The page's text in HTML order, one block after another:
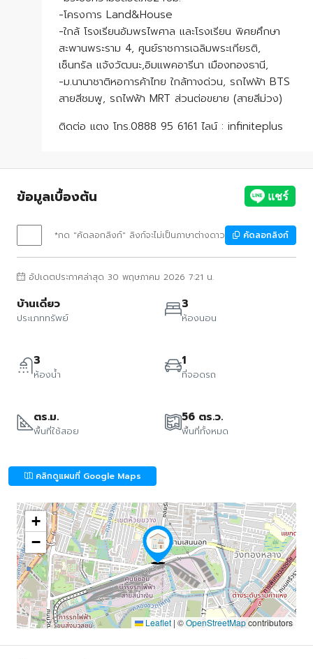
-โครงการ Land&House
-ใกล้ โรงเรียนอัมพรไพศาล และโรงเรียน พิศยศึกษา
สะพานพระราม 4, ศูนย์ราชการเฉลิมพระเกียรติ,
เซ็นทรัล แจ้งวัฒนะ,อิมแพคอารีนา เมืองทองธานี,
-ม.นานาชาติหอการค้าไทย ใกล้ทางด่วน, รถไฟฟ้า BTS
สายสีชมพู, รถไฟฟ้า MRT ส่วนต่อขยาย (สายสีม่วง)
ติดต่อ แตง โทร.0888 95 6161 ไลน์ : infiniteplus
ข้อมูลเบื้องต้น
*กด "คัดลอกลิงก์" ลิงก์จะไม่เป็นภาษาต่างดาว คัดลอกลิงก์
อัปเดตประกาศล่าสุด 30 พฤษภาคม 2026 7:21 น.
บ้านเดี่ยว
ประเภททรัพย์
3
ห้องนอน
3
ห้องน้ำ
1
ที่จอดรถ
ตร.ม.
พื้นที่ใช้สอย
56 ตร.ว.
พื้นที่ทั้งหมด
คลิกดูแผนที่ Google Maps
+
−
Leaflet | ©OpenStreetMapcontributors